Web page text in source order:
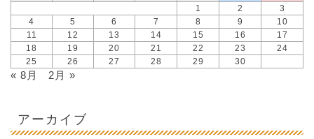
1
2
3
4
5 6 7 8 9
10
11
12 13 14 15 16
17
18
19 20 21 22 23
24
25
26 27 28 29 30
« 8月 2月 »
アーカイブ